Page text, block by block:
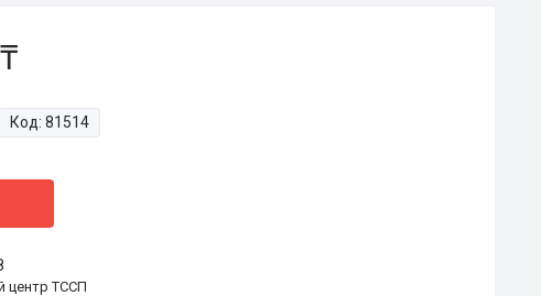
Код: 81514
центр ТССП